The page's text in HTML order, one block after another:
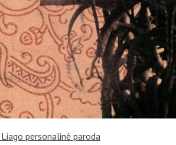
personalinė paroda